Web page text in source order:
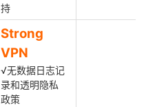
持
Strong
VPN
√无数据日志记
录和透明隐私
政策